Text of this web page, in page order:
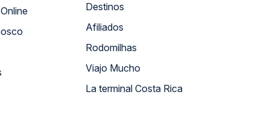
Atendimento Online
Destinos
Afiliados
Rodomilhas
Viajo Mucho
La terminal Costa Rica